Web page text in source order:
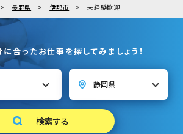
長野県 伊那市 未経験歓迎
に合ったお仕事を探してみましょう！